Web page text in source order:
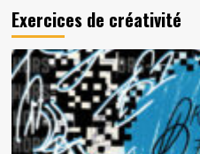
Exercices de créativité